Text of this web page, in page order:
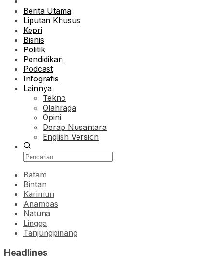
Berita Utama
Liputan Khusus
Kepri
Bisnis
Politik
Pendidikan
Podcast
Infografis
Lainnya
Tekno
Olahraga
Opini
Derap Nusantara
English Version
Batam
Bintan
Karimun
Anambas
Natuna
Lingga
Tanjungpinang
Headlines